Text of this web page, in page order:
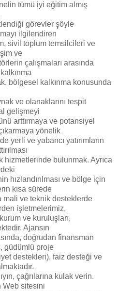
tümü iyi eğitim almış
görevler şöyle
ilgilendiren
sivil toplum temsilcileri ve
ve
çalışmaları arasında
bölgesel kalkınma konusunda
ve olanaklarını tespit
gelişmeyi
arttırmaya ve potansiyel
yönelik
yerli ve yabancı yatırımların
hizmetlerinde bulunmak. Ayrıca
hızlandırılması ve bölge için
kısa sürede
mali ve teknik desteklerde
işletmelerimiz,
ve kuruluşları,
Ajansın
doğrudan finansman
güdümlü proje
destekleri), faiz desteği ve
çağrılarına kulak verin.
Web sitesini